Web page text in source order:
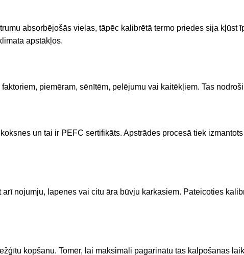
absorbējošās vielas, tāpēc kalibrētā termo priedes sija kļūst
apstākļos.
piemēram, sēnītēm, pelējumu vai kaitēkļiem. Tas
un tai ir PEFC sertifikāts. Apstrādes procesā tiek
nojumju, lapenes vai citu āra būvju karkasiem. Pateicoties
kopšanu. Tomēr, lai maksimāli pagarinātu tās kalpošanas